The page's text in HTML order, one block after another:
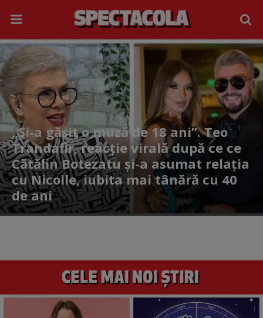
„Și-a găsit o muză de 18 ani”. Teo
Trandafir, reacție virală după ce ce
Cătălin Botezatu și-a asumat relația
cu Nicolle, iubita mai tânără cu 40
de ani